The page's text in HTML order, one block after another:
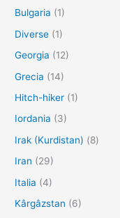
Bulgaria (1)
Diverse (1)
Georgia (12)
Grecia (14)
Hitch-hiker (1)
Iordania (3)
Irak (Kurdistan) (8)
Iran (29)
Italia (4)
Kârgâzstan (6)